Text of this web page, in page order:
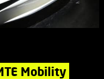
Mobility